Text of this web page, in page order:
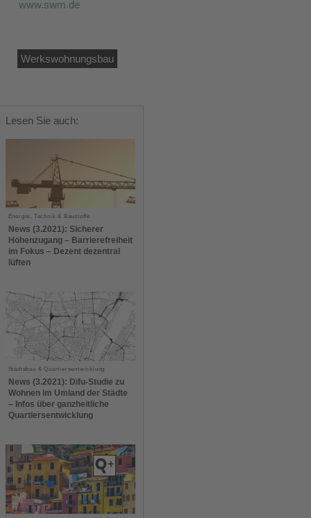
www.swm.de
Werkswohnungsbau
Lesen Sie auch:
Energie, Technik & Baustoffe
News (3.2021): Sicherer
Höhenzugang – Barrierefreiheit
im Fokus – Dezent dezentral
lüften
Städtebau & Quartiersentwicklung
News (3.2021): Difu-Studie zu
Wohnen im Umland der Städte
– Infos über ganzheitliche
Quartiersentwicklung